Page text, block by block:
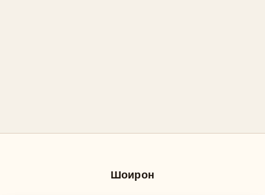
Шоирон